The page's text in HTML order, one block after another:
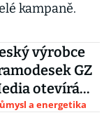
kampaně.
výrobce
GZ
otevírá
v „městě
a energetika